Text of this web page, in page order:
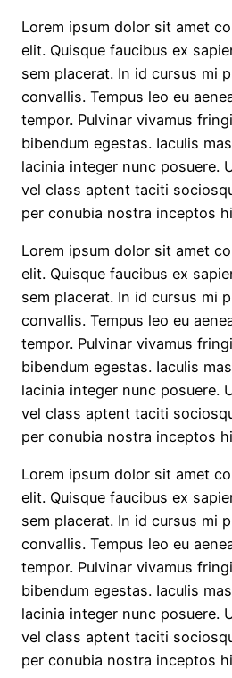
Lorem ipsum dolor sit amet
elit. Quisque faucibus ex
sem placerat. In id cursus mi
convallis. Tempus leo eu
tempor. Pulvinar vivamus
bibendum egestas. Iaculis
lacinia integer nunc posuere.
vel class aptent taciti
per conubia nostra inceptos
Lorem ipsum dolor sit amet
elit. Quisque faucibus ex
sem placerat. In id cursus mi
convallis. Tempus leo eu
tempor. Pulvinar vivamus
bibendum egestas. Iaculis
lacinia integer nunc posuere.
vel class aptent taciti
per conubia nostra inceptos
Lorem ipsum dolor sit amet
elit. Quisque faucibus ex
sem placerat. In id cursus mi
convallis. Tempus leo eu
tempor. Pulvinar vivamus
bibendum egestas. Iaculis
lacinia integer nunc posuere.
vel class aptent taciti
per conubia nostra inceptos